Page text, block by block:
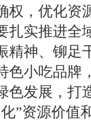
权，优化资
扎实推进全
精神、铆足
色小吃品牌
色发展，打
”资源价值